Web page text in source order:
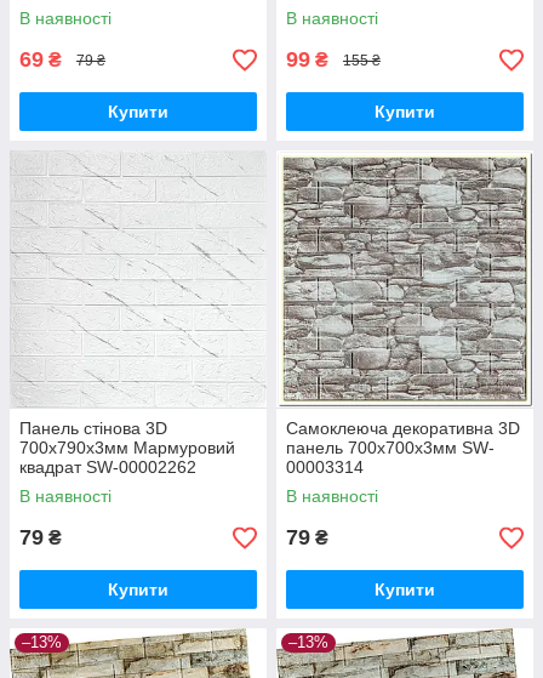
В наявності
69 ₴ 79 ₴
Купити
В наявності
99 ₴ 155 ₴
Купити
Панель стінова 3D
700х790х3мм Мармуровий
квадрат SW-00002262
В наявності
79 ₴
Купити
Самоклеюча декоративна 3D
панель 700х700х3мм SW-
00003314
В наявності
79 ₴
Купити
–13% –13%